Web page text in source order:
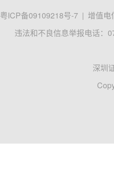
粤ICP备09109218号-7 | 增值电
违法和不良信息举报电话：
深圳